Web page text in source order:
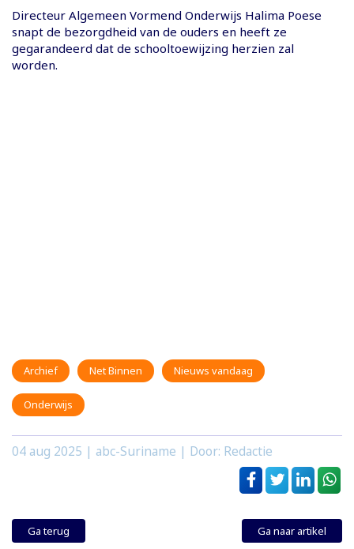
Directeur Algemeen Vormend Onderwijs Halima Poese
snapt de bezorgdheid van de ouders en heeft ze
gegarandeerd dat de schooltoewijzing herzien zal
worden.
Archief Net Binnen Nieuws vandaag
Onderwijs
04 aug 2025 | abc-Suriname | Door: Redactie
Ga terug Ga naar artikel